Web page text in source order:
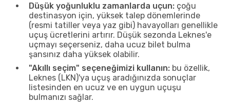
Düşük yoğunluklu zamanlarda uçun: çoğu
destinasyon için, yüksek talep dönemlerinde
(resmi tatiller veya yaz gibi) havayolları genellikle
uçuş ücretlerini artırır. Düşük sezonda Leknes'e
uçmayı seçerseniz, daha ucuz bilet bulma
şansınız daha yüksek olabilir.
"Akıllı seçim" seçeneğimizi kullanın: bu özellik,
Leknes (LKN)'ya uçuş aradığınızda sonuçlar
listesinden en ucuz ve en uygun uçuşu
bulmanızı sağlar.